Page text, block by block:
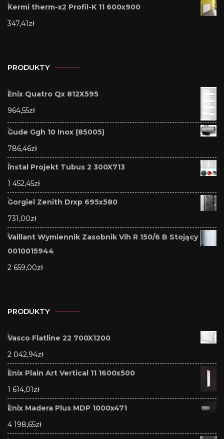
Kermi therm-x2 Profil-K 11 600x900
347,41zł
PRODUKTY
Enix Quatro Qx 812X595
964,55zł
Gude Ggh 10 Inox (85005)
786,46zł
Instal Projekt Tubus 2 300X713
1 452,45zł
Gorgiel Zenith Drxp 695x580
731,00zł
Vaillant Wymiennik Zasobnik Vih R 150/6 B Stojący
0010015944
2 659,00zł
PRODUKTY
Vasco Flatline 22 700X1200
2 042,94zł
Enix Plain Art Vertical 11 1600x500
1 614,01zł
Enix Madera Plus MDP 1000x471
4 198,65zł